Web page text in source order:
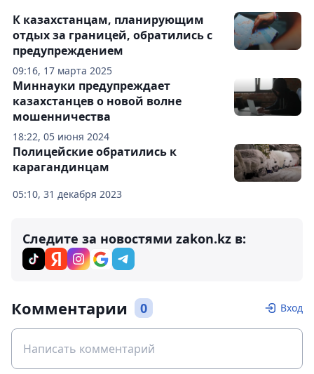
09:16, 17 марта 2025
К казахстанцам, планирующим
отдых за границей, обратились с
предупреждением
18:22, 05 июня 2024
Миннауки предупреждает
казахстанцев о новой волне
мошенничества
05:10, 31 декабря 2023
Полицейские обратились к
карагандинцам
Следите за новостями zakon.kz в:
Комментарии 0 Вход